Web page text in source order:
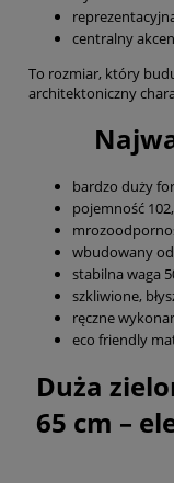
centralny
To rozmiar, który
architektoniczny
bardzo duży
pojemność
wbudowany
stabilna waga
szkliwione,
ręczne
eco friendly
Duża
65 cm –